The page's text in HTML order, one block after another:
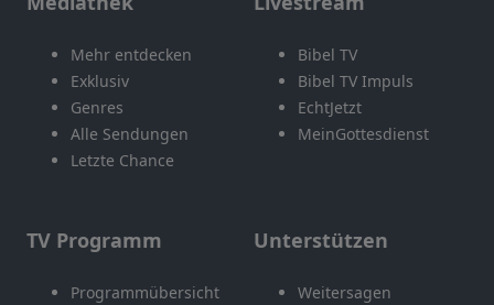
Mehr entdecken
Exklusiv
Genres
Alle Sendungen
Letzte Chance
Bibel TV
Bibel TV Impuls
EchtJetzt
MeinGottesdienst
TV Programm
Programmübersicht
Unterstützen
Weitersagen